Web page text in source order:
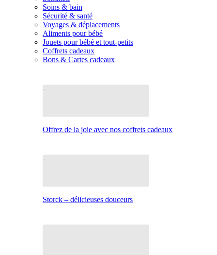
Soins & bain
Sécurité & santé
Voyages & déplacements
Aliments pour bébé
Jouets pour bébé et tout-petits
Coffrets cadeaux
Bons & Cartes cadeaux
Offrez de la joie avec nos coffrets cadeaux
Storck – délicieuses douceurs